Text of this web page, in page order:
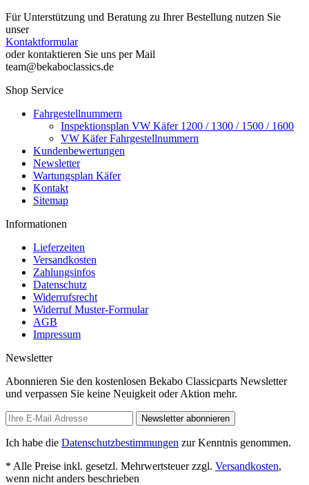
Für Unterstützung und Beratung zu Ihrer Bestellung nutzen Sie
unser
Kontaktformular
oder kontaktieren Sie uns per Mail
team@bekaboclassics.de
Shop Service
Fahrgestellnummern
Inspektionsplan VW Käfer 1200 / 1300 / 1500 / 1600
VW Käfer Fahrgestellnummern
Kundenbewertungen
Newsletter
Wartungsplan Käfer
Kontakt
Sitemap
Informationen
Lieferzeiten
Versandkosten
Zahlungsinfos
Datenschutz
Widerrufsrecht
Widerruf Muster-Formular
AGB
Impressum
Newsletter
Abonnieren Sie den kostenlosen Bekabo Classicparts Newsletter
und verpassen Sie keine Neuigkeit oder Aktion mehr.
Newsletter abonnieren
Ich habe die Datenschutzbestimmungen zur Kenntnis genommen.
* Alle Preise inkl. gesetzl. Mehrwertsteuer zzgl. Versandkosten,
wenn nicht anders beschrieben